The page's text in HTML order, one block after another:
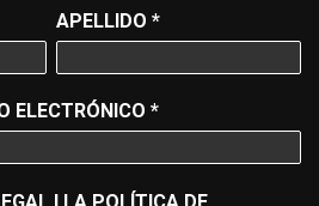
APELLIDO*
ELECTRÓNICO *
I LA POLÍTICA DE